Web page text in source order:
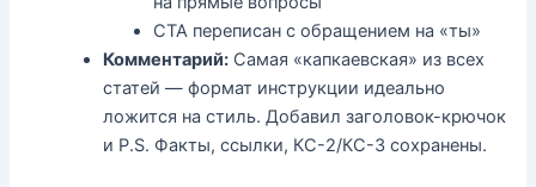
CTA переписан с обращением на «ты»
Комментарий: Самая «капкаевская» из всех
статей — формат инструкции идеально
ложится на стиль. Добавил заголовок-крючок
и P.S. Факты, ссылки, КС-2/КС-3 сохранены.